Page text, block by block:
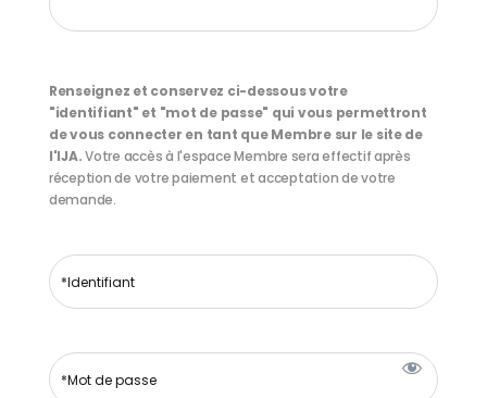
Renseignez et conservez ci-dessous votre
"identifiant" et "mot de passe" qui vous permettront
de vous connecter en tant que Membre sur le site de
l'IJA.Votre accès à l'espace Membre sera effectif après
réception de votre paiement et acceptation de votre
demande.